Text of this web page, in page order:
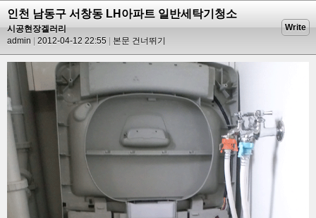
인천 남동구 서창동 LH아파트 일반세탁기청소
시공현장겔러리
admin
2012-04-12 22:55 본문 건너뛰기
Write